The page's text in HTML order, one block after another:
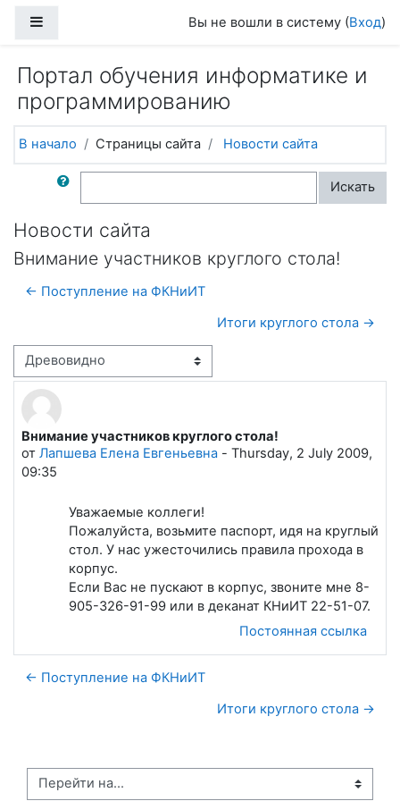
Вы не вошли в систему (Вход)
Портал обучения информатике и
программированию
В начало Страницы сайта Новости сайта
Поиск по форумам Искать
Новости сайта
Внимание участников круглого стола!
← Поступление на ФКНиИТ
Итоги круглого стола →
Режим отображения
Внимание участников круглого стола!
от Лапшева Елена Евгеньевна - Thursday, 2 July 2009,
09:35
Количество ответов: 0
Уважаемые коллеги!
Пожалуйста, возьмите паспорт, идя на круглый
стол. У нас ужесточились правила прохода в
корпус.
Если Вас не пускают в корпус, звоните мне 8-
905-326-91-99 или в деканат КНиИТ 22-51-07.
Постоянная ссылка
← Поступление на ФКНиИТ
Итоги круглого стола →
Перейти на...